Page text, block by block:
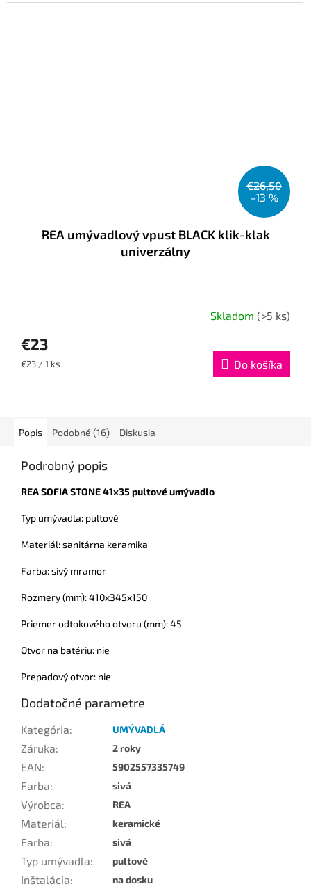
€26,50
–13 %
REA umývadlový vpust BLACK klik-klak
univerzálny
Skladom (>5 ks)
€23
Jednotková
€23 / 1 ks Do košíka
Popis Podobné (16) Diskusia
Podrobný popis
REA SOFIA STONE 41x35 pultové umývadlo
Typ umývadla: pultové
Materiál: sanitárna keramika
Farba: sivý mramor
Rozmery (mm): 410x345x150
Priemer odtokového otvoru (mm): 45
Otvor na batériu: nie
Prepadový otvor: nie
Dodatočné parametre
Kategória: UMÝVADLÁ
Záruka: 2 roky
EAN: 5902557335749
Farba: sivá
Výrobca: REA
Materiál: keramické
Farba: sivá
Typ umývadla: pultové
Inštalácia: na dosku